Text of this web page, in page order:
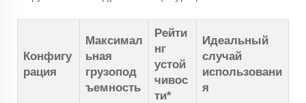
Конфигу
рация
Максимал
ьная
грузопод
ъемность
Рейти
нг
устой
чивос
ти*
Идеальный
случай
использовани
я